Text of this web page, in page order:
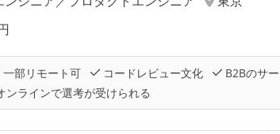
一部リモート可 コードレビュー文化
B2Bのサ
ンラインで選考が受けられる